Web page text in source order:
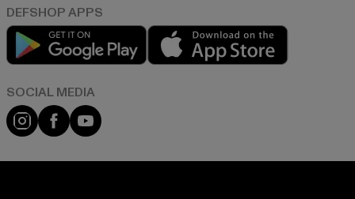
Play market
Instagram
FacebookYouTube